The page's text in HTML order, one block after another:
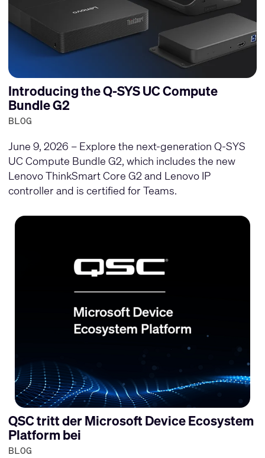
Introducing the Q-SYS UC Compute
Bundle G2
BLOG
June 9, 2026 – Explore the next-generation Q-SYS
UC Compute Bundle G2, which includes the new
Lenovo ThinkSmart Core G2 and Lenovo IP
controller and is certified for Teams.
QSC tritt der Microsoft Device Ecosystem
Platform bei
BLOG